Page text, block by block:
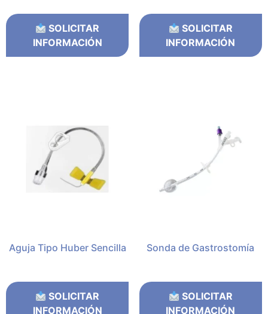
SOLICITAR
INFORMACIÓN
SOLICITAR
INFORMACIÓN
Aguja Tipo Huber Sencilla
SOLICITAR
INFORMACIÓN
Sonda de Gastrostomía
SOLICITAR
INFORMACIÓN